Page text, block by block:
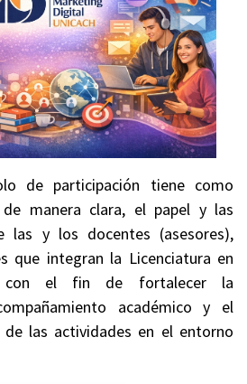
de participación tiene como
manera clara, el papel y las
las y los docentes (asesores),
que integran la Licenciatura en
con el fin de fortalecer la
académico y el
de las actividades en el entorno